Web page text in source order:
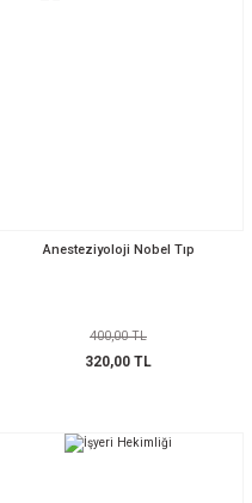
Anesteziyoloji Nobel Tıp
400,00 TL
320,00 TL